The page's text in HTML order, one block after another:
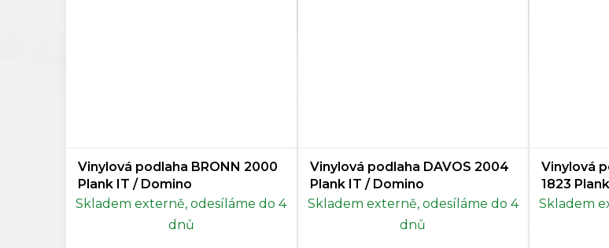
Vinylová podlaha BRONN 2000
Plank IT / Domino
Skladem externě, odesíláme do 4
dnů
Vinylová podlaha DAVOS 2004
Plank IT / Domino
Skladem externě, odesíláme do 4
dnů
Vinylová
1823
Skladem